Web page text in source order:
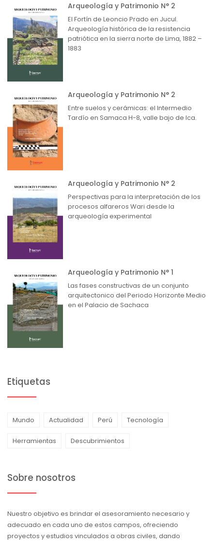
Arqueología y Patrimonio N° 2
El Fortín de Leoncio Prado en Jucul.
Arqueología histórica de la resistencia
patriótica en la sierra norte de Lima, 1882 –
1883
Arqueología y Patrimonio N° 2
Entre suelos y cerámicas: el Intermedio
Tardío en Samaca H-8, valle bajo de Ica.
Arqueología y Patrimonio N° 2
Perspectivas para la interpretación de los
procesos alfareros Wari desde la
arqueología experimental
Arqueología y Patrimonio N° 1
Las fases constructivas de un conjunto
arquitectonico del Periodo Horizonte Medio
en el Palacio de Sachaca
Etiquetas
Mundo Actualidad Perú Tecnología
Herramientas Descubrimientos
Sobre nosotros
Nuestro objetivo es brindar el asesoramiento necesario y
adecuado en cada uno de estos campos, ofreciendo
proyectos y estudios vinculados a obras civiles, dando